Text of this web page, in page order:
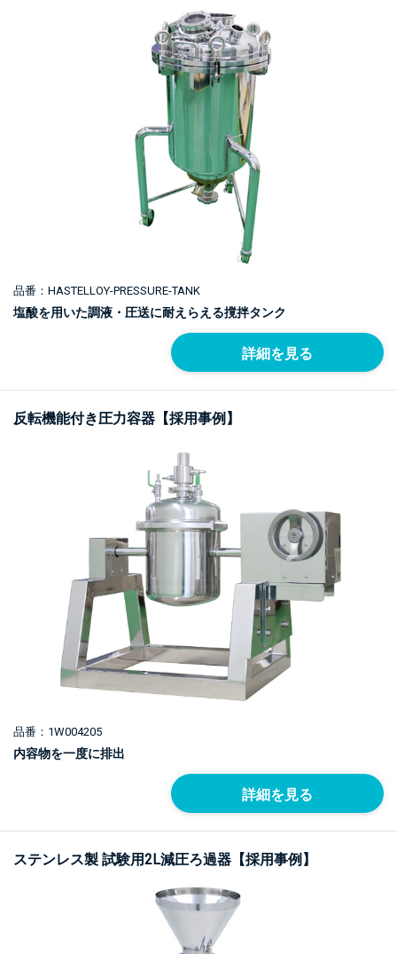
品番：HASTELLOY-PRESSURE-TANK
塩酸を用いた調液・圧送に耐えらえる撹拌タンク
詳細を見る
反転機能付き圧力容器【採用事例】
品番：1W004205
内容物を一度に排出
詳細を見る
ステンレス製 試験用2L減圧ろ過器【採用事例】